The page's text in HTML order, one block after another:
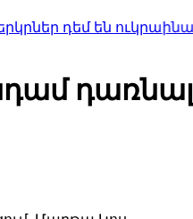
են ուկրաինական